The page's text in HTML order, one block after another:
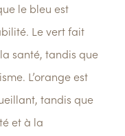
le bleu est
Le vert fait
santé, tandis que
L’orange est
tandis que
et à la